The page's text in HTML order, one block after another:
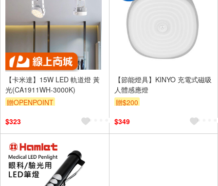
【卡米達】15W LED 軌道燈 黃
光(CA1911WH-3000K)
贈OPENPOINT
$323
【節能燈具】KINYO 充電式磁吸
人體感應燈
贈$200
$349